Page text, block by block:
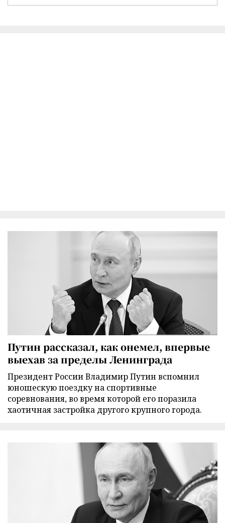
Путин рассказал, как онемел, впервые
выехав за пределы Ленинграда
Президент России Владимир Путин вспомнил
юношескую поездку на спортивные
соревнования, во время которой его поразила
хаотичная застройка другого крупного города.